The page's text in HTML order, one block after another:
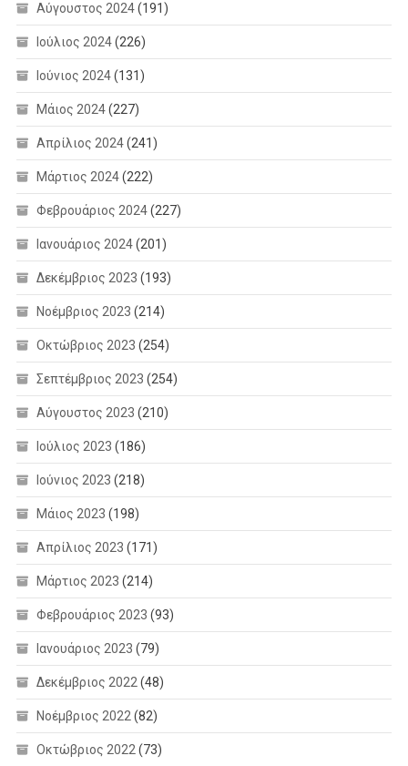
Αύγουστος 2024(191)
Ιούλιος 2024(226)
Ιούνιος 2024(131)
Μάιος 2024(227)
Απρίλιος 2024(241)
Μάρτιος 2024(222)
Φεβρουάριος 2024(227)
Ιανουάριος 2024(201)
Δεκέμβριος 2023 (193)
Νοέμβριος 2023 (214)
Οκτώβριος 2023 (254)
Σεπτέμβριος 2023 (254)
Αύγουστος 2023 (210)
Ιούλιος 2023 (186)
Ιούνιος 2023 (218)
Μάιος 2023 (198)
Απρίλιος 2023 (171)
Μάρτιος 2023 (214)
Φεβρουάριος 2023 (93)
Ιανουάριος 2023 (79)
Δεκέμβριος 2022 (48)
Νοέμβριος 2022 (82)
Οκτώβριος 2022 (73)